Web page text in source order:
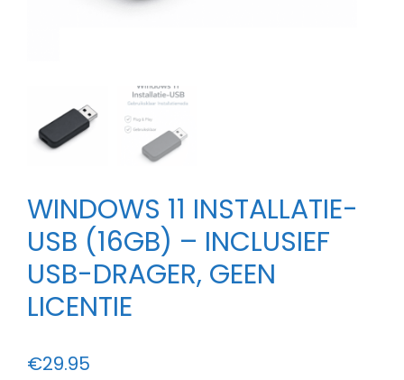
WINDOWS 11 INSTALLATIE-
USB (16GB) – INCLUSIEF
USB-DRAGER, GEEN
LICENTIE
€29.95